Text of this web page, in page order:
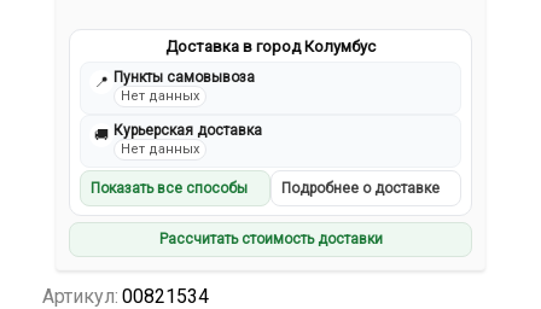
Доставка в город Колумбус
📍 Пункты самовывоза
Нет данных
🚚 Курьерская доставка
Нет данных
Показать все способы Подробнее о доставке
Рассчитать стоимость доставки
Артикул: 00821534